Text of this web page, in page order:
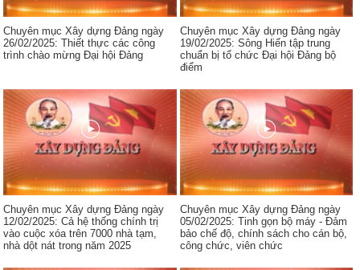
Chuyên mục Xây dựng Đảng ngày
26/02/2025: Thiết thực các công
trình chào mừng Đại hội Đảng
Chuyên mục Xây dựng Đảng ngày
19/02/2025: Sông Hiến tập trung
chuẩn bị tổ chức Đại hội Đảng bộ
điểm
Chuyên mục Xây dựng Đảng ngày
12/02/2025: Cả hệ thống chính trị
vào cuộc xóa trên 7000 nhà tạm,
nhà dột nát trong năm 2025
Chuyên mục Xây dựng Đảng ngày
05/02/2025: Tinh gọn bộ máy - Đảm
bảo chế độ, chính sách cho cán bộ,
công chức, viên chức